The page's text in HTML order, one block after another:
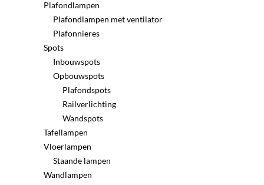
Plafondlampen
Plafondlampen met ventilator
Plafonnieres
Spots
Inbouwspots
Opbouwspots
Plafondspots
Railverlichting
Wandspots
Tafellampen
Vloerlampen
Staande lampen
Wandlampen